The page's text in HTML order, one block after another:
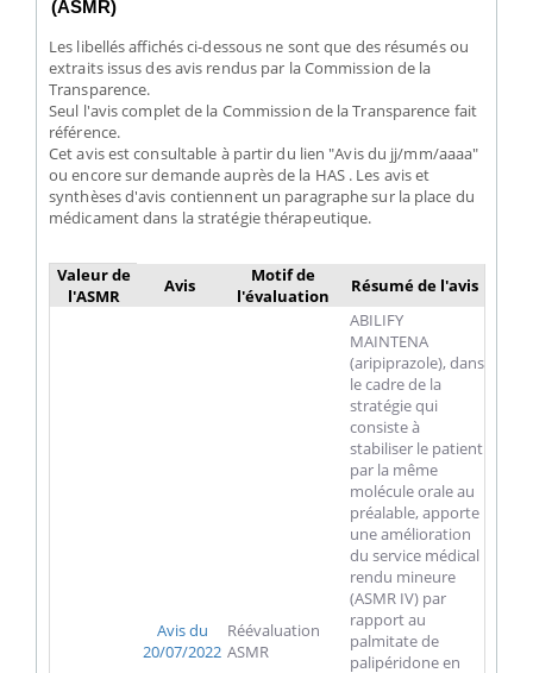
(ASMR)
Les libellés affichés ci-dessous ne sont que des résumés ou
extraits issus des avis rendus par la Commission de la
Transparence.
Seul l'avis complet de la Commission de la Transparence fait
référence.
Cet avis est consultable à partir du lien "Avis du jj/mm/aaaa"
ou encore sur demande auprès de la HAS . Les avis et
synthèses d'avis contiennent un paragraphe sur la place du
médicament dans la stratégie thérapeutique.
Valeur de
l'ASMR
Avis
Motif de
l'évaluation
Résumé de l'avis
Avis du
20/07/2022
Réévaluation
ASMR
ABILIFY
MAINTENA
(aripiprazole), dans
le cadre de la
stratégie qui
consiste à
stabiliser le patient
par la même
molécule orale au
préalable, apporte
une amélioration
du service médical
rendu mineure
(ASMR IV) par
rapport au
palmitate de
palipéridone en